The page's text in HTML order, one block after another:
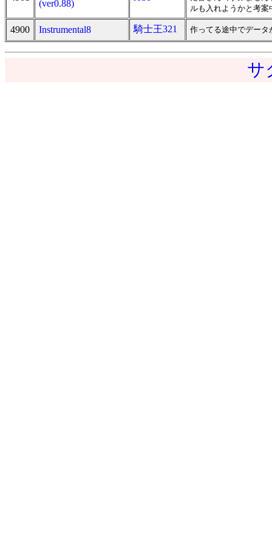
(ver0.88)
ルも入れようかと考案
4900 Instrumental8 騎士王321 作ってる途中でデー
サ